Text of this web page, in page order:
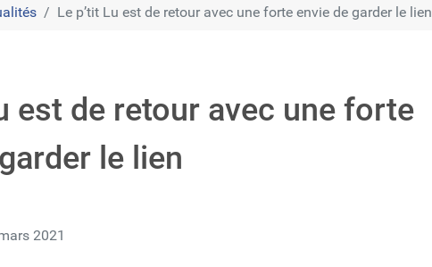
Le p’tit Lu est de retour avec une forte envie de garder le lien
est de retour avec une forte
le lien
2021